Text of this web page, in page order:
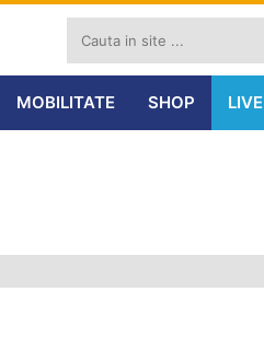
MOBILITATE SHOP LIVE